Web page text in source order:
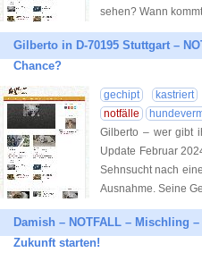
sehen? Wann
Gilberto in D-70195 Stuttgart –
Chance?
gechipt kastriert
notfälle
Gilberto – wer gibt
Update Februar
Sehnsucht nach
Ausnahme. Seine
Damish – NOTFALL – Mischling
Zukunft starten!